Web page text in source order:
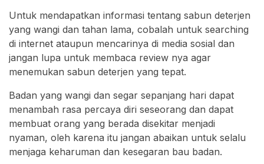
Untuk mendapatkan informasi tentang sabun deterjen
yang wangi dan tahan lama, cobalah untuk searching
di internet ataupun mencarinya di media sosial dan
jangan lupa untuk membaca review nya agar
menemukan sabun deterjen yang tepat.
Badan yang wangi dan segar sepanjang hari dapat
menambah rasa percaya diri seseorang dan dapat
membuat orang yang berada disekitar menjadi
nyaman, oleh karena itu jangan abaikan untuk selalu
menjaga keharuman dan kesegaran bau badan.